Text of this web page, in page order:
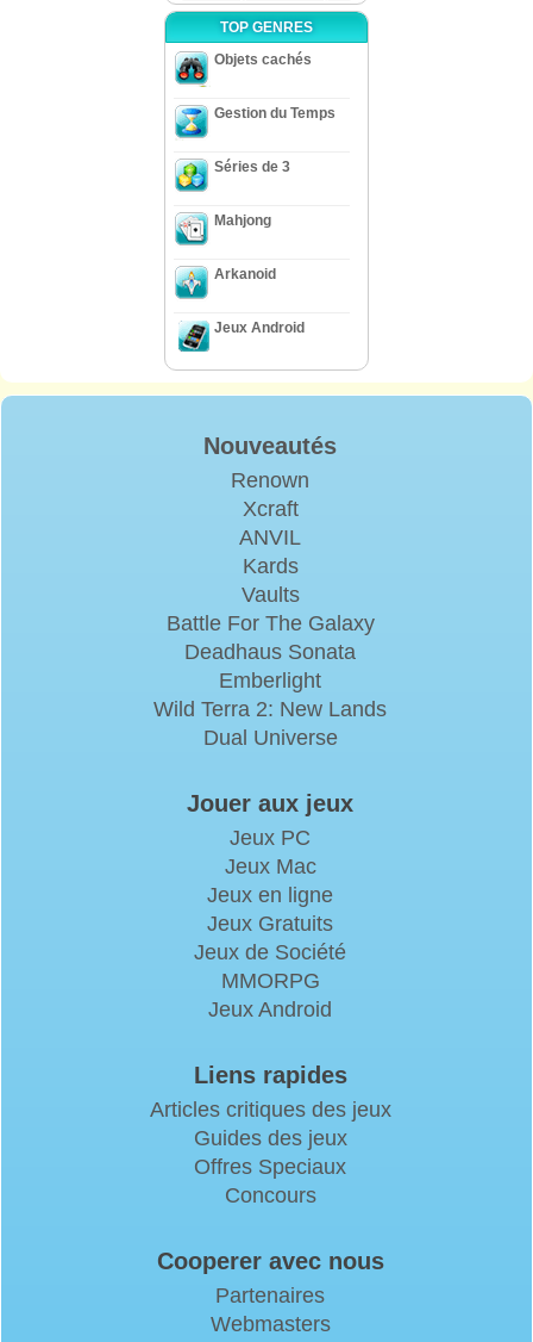
TOP GENRES
Objets cachés
Gestion du Temps
Séries de 3
Mahjong
Arkanoid
Jeux Android
Nouveautés
Renown
Xcraft
ANVIL
Kards
Vaults
Battle For The Galaxy
Deadhaus Sonata
Emberlight
Wild Terra 2: New Lands
Dual Universe
Jouer aux jeux
Jeux PC
Jeux Mac
Jeux en ligne
Jeux Gratuits
Jeux de Société
MMORPG
Jeux Android
Liens rapides
Articles critiques des jeux
Guides des jeux
Offres Speciaux
Concours
Cooperer avec nous
Partenaires
Webmasters